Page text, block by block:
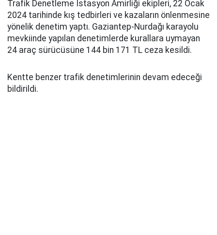
Trafik Denetleme İstasyon Amirliği ekipleri, 22 Ocak
2024 tarihinde kış tedbirleri ve kazaların önlenmesine
yönelik denetim yaptı. Gaziantep-Nurdağı karayolu
mevkiinde yapılan denetimlerde kurallara uymayan
24 araç sürücüsüne 144 bin 171 TL ceza kesildi.
Kentte benzer trafik denetimlerinin devam edeceği
bildirildi.